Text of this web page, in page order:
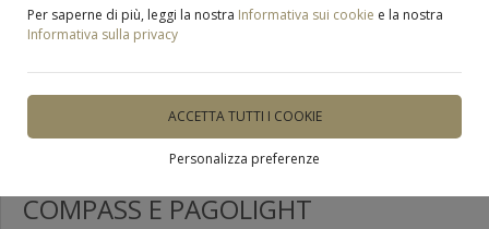
Per saperne di più, leggi la nostra Informativa sui cookie e la nostra
Informativa sulla privacy
ACCETTA TUTTI I COOKIE
Personalizza preferenze
Finanziamento e pagamenti
agevolati
PAGAMENTI AGEVOLATI CON
COMPASS E PAGOLIGHT